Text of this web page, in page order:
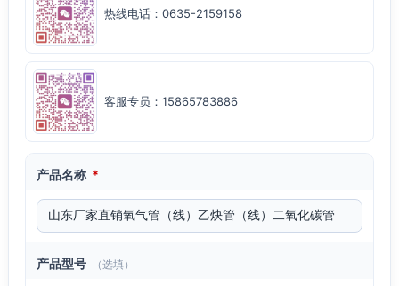
热线电话：0635-2159158
客服专员：15865783886
产品名称 *
产品型号 （选填）